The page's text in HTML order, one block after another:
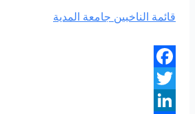
قائمة الناخبين جامعة المدية
Facebook
Twitter